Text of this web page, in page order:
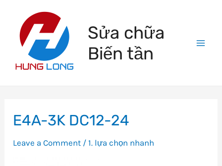
content
Sửa chữa
Biến tần
E4A-3K DC12-24
Leave a Comment /1. lựa chọn nhanh